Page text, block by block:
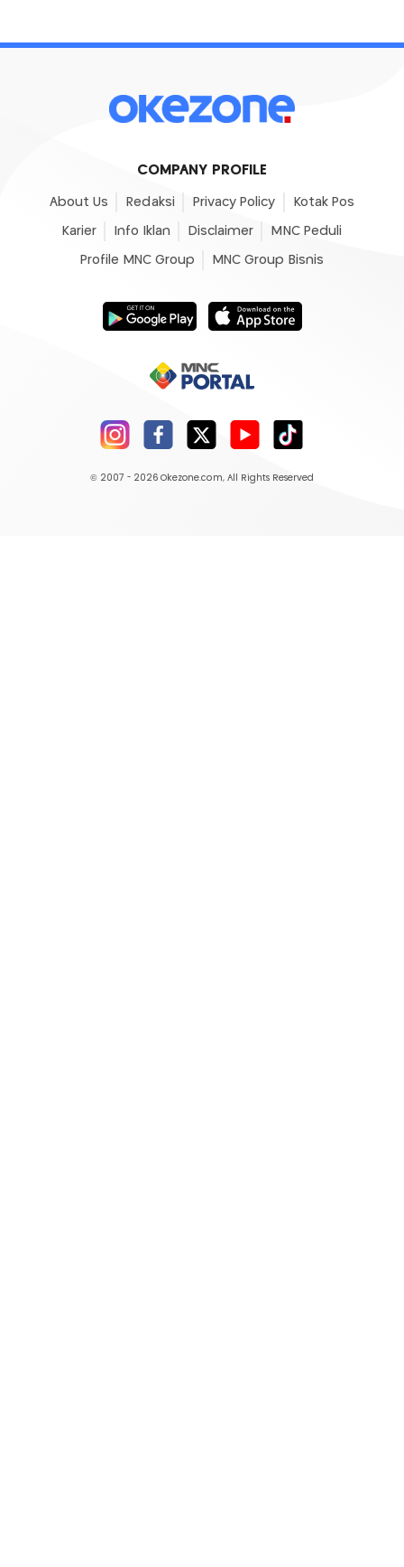
COMPANY PROFILE
About Us Redaksi Privacy Policy Kotak Pos
Karier Info Iklan Disclaimer MNC Peduli
Profile MNC Group MNC Group Bisnis
© 2007 - 2026 Okezone.com, All Rights Reserved